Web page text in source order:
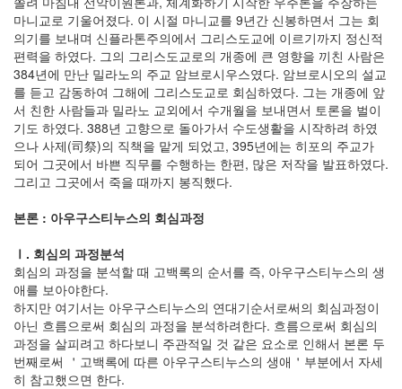
마니교로 기울어졌다. 이 시절 마니교를 9년간 신봉하면서 그는 회
의기를 보내며 신플라톤주의에서 그리스도교에 이르기까지 정신적
편력을 하였다. 그의 그리스도교로의 개종에 큰 영향을 끼친 사람은
384년에 만난 밀라노의 주교 암브로시우스였다. 암브로시오의 설교
를 듣고 감동하여 그해에 그리스도교로 회심하였다. 그는 개종에 앞
서 친한 사람들과 밀라노 교외에서 수개월을 보내면서 토론을 벌이
기도 하였다. 388년 고향으로 돌아가서 수도생활을 시작하려 하였
으나 사제(司祭)의 직책을 맡게 되었고, 395년에는 히포의 주교가
되어 그곳에서 바쁜 직무를 수행하는 한편, 많은 저작을 발표하였다.
그리고 그곳에서 죽을 때까지 봉직했다.
본론 : 아우구스티누스의 회심과정
Ⅰ. 회심의 과정분석
회심의 과정을 분석할 때 고백록의 순서를 즉, 아우구스티누스의 생
애를 보아야한다.
하지만 여기서는 아우구스티누스의 연대기순서로써의 회심과정이
아닌 흐름으로써 회심의 과정을 분석하려한다. 흐름으로써 회심의
과정을 살피려고 하다보니 주관적일 것 같은 요소로 인해서 본론 두
번째로써 ＇고백록에 따른 아우구스티누스의 생애＇부분에서 자세
히 참고했으면 한다.